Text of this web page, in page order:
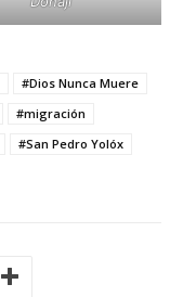
#Dios Nunca Muere
#migración
#San Pedro Yolóx